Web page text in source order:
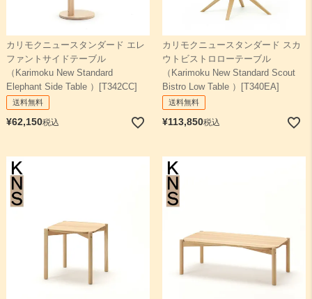
カリモクニュースタンダード エレ
ファントサイドテーブル
（Karimoku New Standard
Elephant Side Table ）[T342CC]
送料無料
¥62,150税込
カリモクニュースタンダード スカ
ウトビストロローテーブル
（Karimoku New Standard Scout
Bistro Low Table ）[T340EA]
送料無料
¥113,850税込